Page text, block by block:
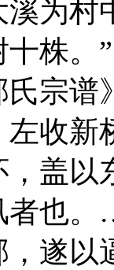
为村
株。
宗谱
收新
盖以
者也
遂以